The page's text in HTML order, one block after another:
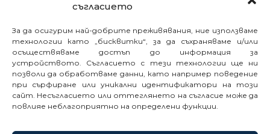
съгласието
За да осигурим най-добрите преживявания, ние използваме
технологии като „бисквитки“, за да съхраняваме и/или
осъществяваме достъп до информация за
устройството. Съгласието с тези технологии ще ни
позволи да обработваме данни, като например поведение
при сърфиране или уникални идентификатори на този
сайт. Несъгласието или оттеглянето на съгласие може да
повлияе неблагоприятно на определени функции.
Новини
Нормативна база
Електронни услуги
Профил на купувача
Кариери
Контакти